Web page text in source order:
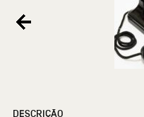
DESCRIÇÃO